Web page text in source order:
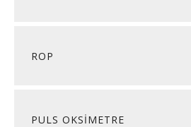
ROP
PULS OKSİMETRE